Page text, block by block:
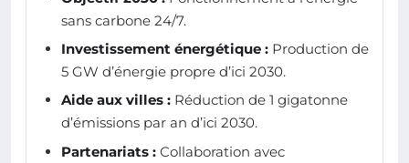
sans carbone 24/7.
Investissement énergétique : Production de
5 GW d’énergie propre d’ici 2030.
Aide aux villes : Réduction de 1 gigatonne
d’émissions par an d’ici 2030.
Partenariats : Collaboration avec